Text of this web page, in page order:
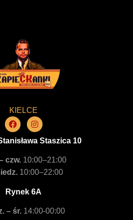
KIELCE
Staszica 10
czw. 10:00–21:00
10:00–22:00
Rynek 6A
– śr.14:00-00:00